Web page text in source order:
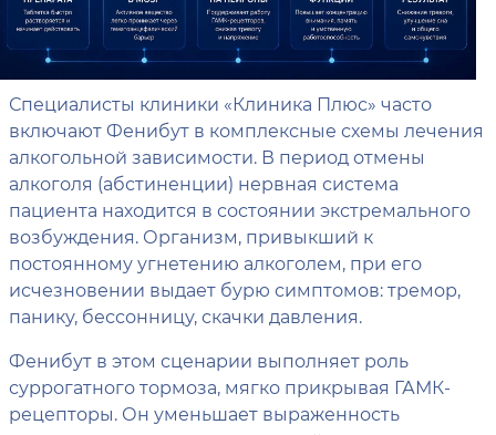
Специалисты клиники «Клиника Плюс» часто
включают Фенибут в комплексные схемы лечения
алкогольной зависимости. В период отмены
алкоголя (абстиненции) нервная система
пациента находится в состоянии экстремального
возбуждения. Организм, привыкший к
постоянному угнетению алкоголем, при его
исчезновении выдает бурю симптомов: тремор,
панику, бессонницу, скачки давления.
Фенибут в этом сценарии выполняет роль
суррогатного тормоза, мягко прикрывая ГАМК-
рецепторы. Он уменьшает выраженность